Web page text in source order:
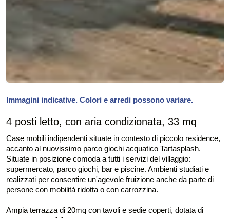
Immagini indicative. Colori e arredi possono variare.
4 posti letto, con aria condizionata, 33 mq
Case mobili indipendenti situate in contesto di piccolo residence,
accanto al nuovissimo parco giochi acquatico Tartasplash.
Situate in posizione comoda a tutti i servizi del villaggio:
supermercato, parco giochi, bar e piscine. Ambienti studiati e
realizzati per consentire un'agevole fruizione anche da parte di
persone con mobilità ridotta o con carrozzina.
Ampia terrazza di 20mq con tavoli e sedie coperti, dotata di